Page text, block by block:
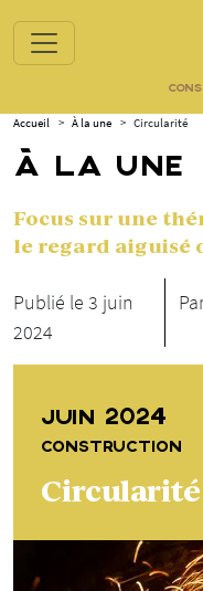
Accueil > À la une > Circularité
À LA UNE
Focus sur une
le regard aiguisé
Publié le 3 juin
2024
JUIN 2024
CONSTRUCTION
Circularité